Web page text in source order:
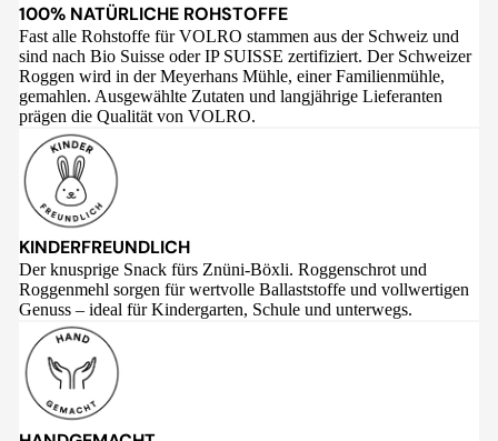
100% NATÜRLICHE ROHSTOFFE
Fast alle Rohstoffe für VOLRO stammen aus der Schweiz und
sind nach Bio Suisse oder IP SUISSE zertifiziert. Der Schweizer
Roggen wird in der Meyerhans Mühle, einer Familienmühle,
gemahlen. Ausgewählte Zutaten und langjährige Lieferanten
prägen die Qualität von VOLRO.
KINDERFREUNDLICH
Der knusprige Snack fürs Znüni-Böxli. Roggenschrot und
Roggenmehl sorgen für wertvolle Ballaststoffe und vollwertigen
Genuss – ideal für Kindergarten, Schule und unterwegs.